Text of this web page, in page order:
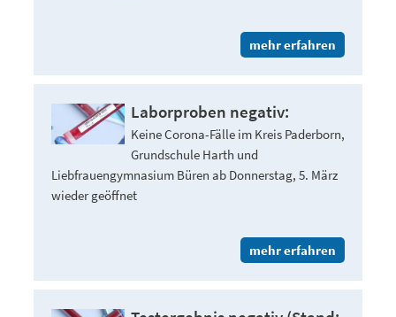
mehr erfahren
Laborproben negativ:
Keine Corona-Fälle im Kreis Paderborn,
Grundschule Harth und
Liebfrauengymnasium Büren ab Donnerstag, 5. März
wieder geöffnet
mehr erfahren